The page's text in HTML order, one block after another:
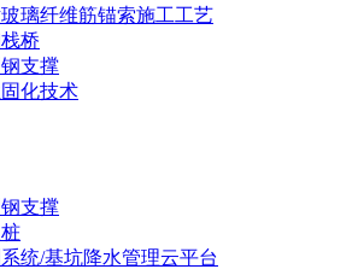
璃纤维筋锚索施工工艺
桥
支撑
化技术
支撑
统/基坑降水管理云平台